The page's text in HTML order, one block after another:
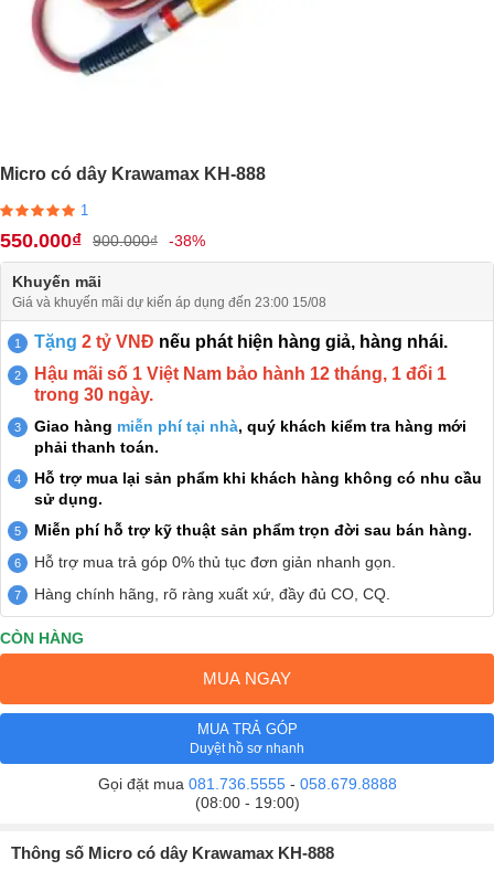
Micro có dây Krawamax KH-888
1
550.000₫ 900.000₫ -38%
Khuyến mãi
Giá và khuyến mãi dự kiến áp dụng đến 23:00 15/08
Tặng 2 tỷ VNĐ nếu phát hiện hàng giả, hàng nhái.
Hậu mãi số 1 Việt Nam bảo hành 12 tháng, 1 đổi 1
trong 30 ngày.
Giao hàng miễn phí tại nhà, quý khách kiểm tra hàng mới
phải thanh toán.
Hỗ trợ mua lại sản phẩm khi khách hàng không có nhu cầu
sử dụng.
Miễn phí hỗ trợ kỹ thuật sản phẩm trọn đời sau bán hàng.
Hỗ trợ mua trả góp 0% thủ tục đơn giản nhanh gọn.
Hàng chính hãng, rõ ràng xuất xứ, đầy đủ CO, CQ.
CÒN HÀNG
MUA NGAY
MUA TRẢ GÓP
Duyệt hồ sơ nhanh
Gọi đặt mua 081.736.5555- 058.679.8888
(08:00 - 19:00)
Thông số Micro có dây Krawamax KH-888